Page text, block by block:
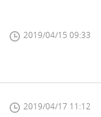
2019/04/15 09:33
2019/04/17 11:12